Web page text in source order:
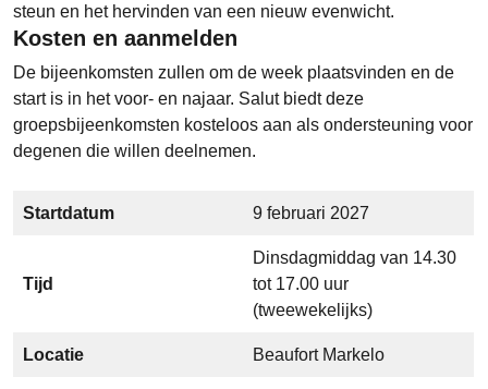
steun en het hervinden van een nieuw evenwicht.
Kosten en aanmelden
De bijeenkomsten zullen om de week plaatsvinden en de
start is in het voor- en najaar. Salut biedt deze
groepsbijeenkomsten kosteloos aan als ondersteuning voor
degenen die willen deelnemen.
Startdatum 9 februari 2027
Tijd
Dinsdagmiddag van 14.30
tot 17.00 uur
(tweewekelijks)
Locatie Beaufort Markelo